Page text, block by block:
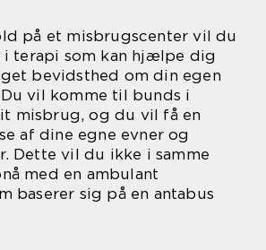
på et misbrugscenter vil du
i terapi som kan hjælpe dig
bevidsthed om din egen
vil komme til bunds i
misbrug, og du vil få en
af dine egne evner og
Dette vil du ikke i samme
med en ambulant
baserer sig på en antabus